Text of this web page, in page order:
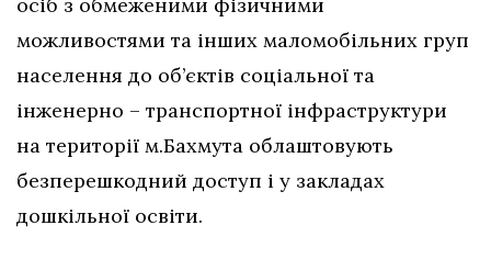
осіб з обмеженими фізичними
можливостями та інших маломобільних груп
населення до об’єктів соціальної та
інженерно – транспортної інфраструктури
на території м.Бахмута облаштовують
безперешкодний доступ і у закладах
дошкільної освіти.